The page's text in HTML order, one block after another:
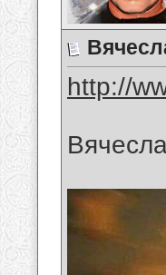
http://